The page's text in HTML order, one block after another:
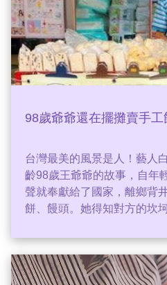
98歲爺爺還在擺攤賣手
台灣最美的風景是人！藝人
齡98歲王爺爺的故事，自年
聲就奉獻給了國家，離鄉背
餅、饅頭。她得知對方的坎
播出去給更多人知道，希望
活。